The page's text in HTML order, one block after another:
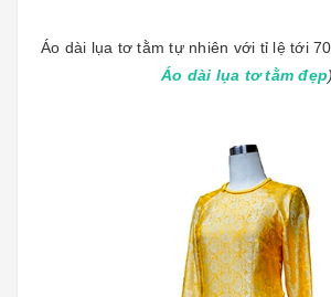
Áo dài lụa tơ tằm tự nhiên với tỉ lệ tới
Áo dài lụa tơ tằm đẹp)